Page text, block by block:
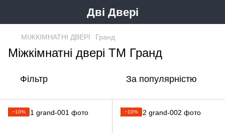
Дві Двері
МІЖКІМНАТНІ ДВЕРІ Гранд
Міжкімнатні двері ТМ Гранд
Фільтр За популярністю
−10% −10%